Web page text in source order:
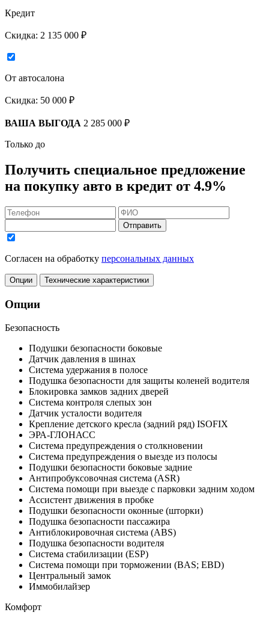
Кредит
Скидка: 2 135 000 ₽
От автосалона
Скидка: 50 000 ₽
ВАША ВЫГОДА 2 285 000 ₽
Только до
Получить специальное предложение
на покупку авто в кредит от 4.9%
Отправить
Согласен на обработку персональных данных
Опции Технические характеристики
Опции
Безопасность
Подушки безопасности боковые
Датчик давления в шинах
Система удержания в полосе
Подушка безопасности для защиты коленей водителя
Блокировка замков задних дверей
Система контроля слепых зон
Датчик усталости водителя
Крепление детского кресла (задний ряд) ISOFIX
ЭРА-ГЛОНАСС
Система предупреждения о столкновении
Система предупреждения о выезде из полосы
Подушки безопасности боковые задние
Антипробуксовочная система (ASR)
Система помощи при выезде с парковки задним ходом
Ассистент движения в пробке
Подушки безопасности оконные (шторки)
Подушка безопасности пассажира
Антиблокировочная система (ABS)
Подушка безопасности водителя
Система стабилизации (ESP)
Система помощи при торможении (BAS; EBD)
Центральный замок
Иммобилайзер
Комфорт